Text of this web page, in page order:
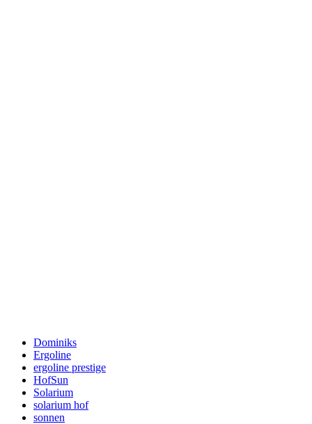
Dominiks
Ergoline
ergoline prestige
HofSun
Solarium
solarium hof
sonnen